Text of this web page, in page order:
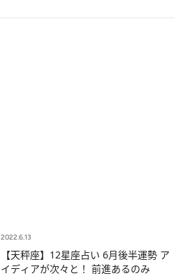
2022.6.13
【天秤座】12星座占い 6月後半運勢 ア
イディアが次々と！ 前進あるのみ